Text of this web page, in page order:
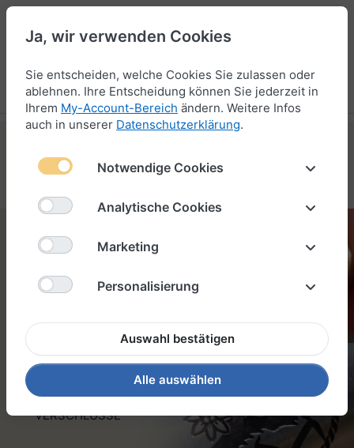
Menü Anmelden Vergleichen Wunschliste Warenkorb
VARIANTEN ENTDECKEN
EDITION: GIPFELGARN
VERSCHLÜSSE
PERSONALISIERTE
VERSCHLÜSSE
Ja, wir verwenden Cookies
Sie entscheiden, welche Cookies Sie zulassen oder
ablehnen. Ihre Entscheidung können Sie jederzeit in
Ihrem My-Account-Bereich ändern. Weitere Infos
auch in unserer Datenschutzerklärung.
Notwendige Cookies
Analytische Cookies
Marketing
Personalisierung
Auswahl bestätigen
Alle auswählen